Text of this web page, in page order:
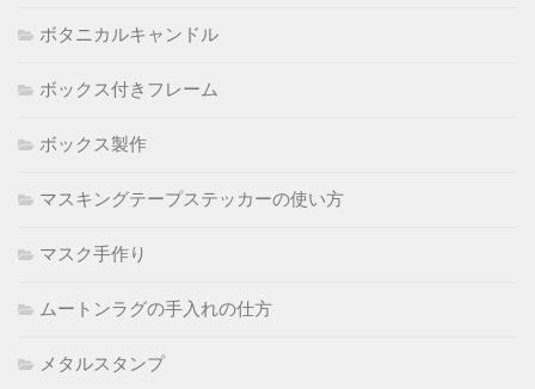
ボタニカルキャンドル
ボックス付きフレーム
ボックス製作
マスキングテープステッカーの使い方
マスク手作り
ムートンラグの手入れの仕方
メタルスタンプ